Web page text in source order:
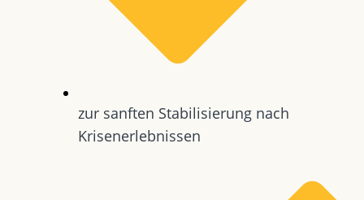
zur sanften Stabilisierung nach
Krisenerlebnissen